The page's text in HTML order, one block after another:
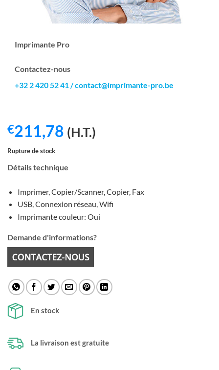
Imprimante Pro
Contactez-nous
+32 2 420 52 41/contact@imprimante-pro.be
€211,78 (H.T.)
Rupture de stock
Détails technique
Imprimer, Copier/Scanner, Copier, Fax
USB, Connexion réseau, Wifi
Imprimante couleur: Oui
Demande d'informations?
En stock
La livraison est gratuite